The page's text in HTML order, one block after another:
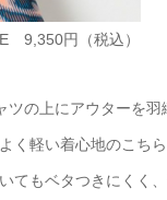
9,350円（税込）
の上にアウターを羽
く軽い着心地のこちら
てもベタつきにくく